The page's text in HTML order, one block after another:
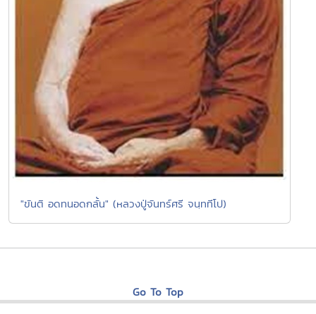
"ขันติ อดทนอดกลั้น" (หลวงปู่จันทร์ศรี จนฺททีโป)
Go To Top